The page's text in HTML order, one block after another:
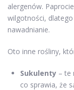
alergenów.
wilgotności,
nawadnianie.
Oto inne rośliny,
Sukulenty – te
co sprawia, że